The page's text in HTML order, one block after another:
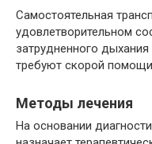
Самостоятельная
удовлетворительном
затрудненного
требуют скорой
Методы лечения
На основании